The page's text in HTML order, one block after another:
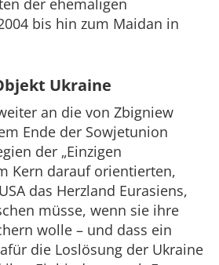
bis hin zum Maidan in
Ukraine
an die von Zbigniew
Ende der Sowjetunion
der „Einzigen
Kern darauf orientierten,
das Herzland Eurasiens,
müsse, wenn sie ihre
wolle – und dass ein
die Loslösung der Ukraine